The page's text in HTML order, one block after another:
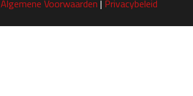
Algemene Voorwaarden | Privacybeleid